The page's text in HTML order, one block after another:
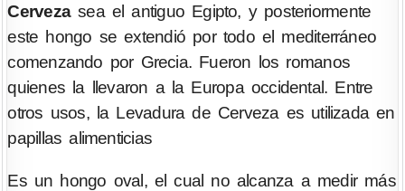
Cervezasea el antiguo Egipto, y posteriormente
este hongo se extendió por todo el mediterráneo
comenzando por Grecia. Fueron los romanos
quienes la llevaron a la Europa occidental. Entre
otros usos, la Levadura de Cerveza es utilizada en
papillas alimenticias
Es un hongo oval, el cual no alcanza a medir más